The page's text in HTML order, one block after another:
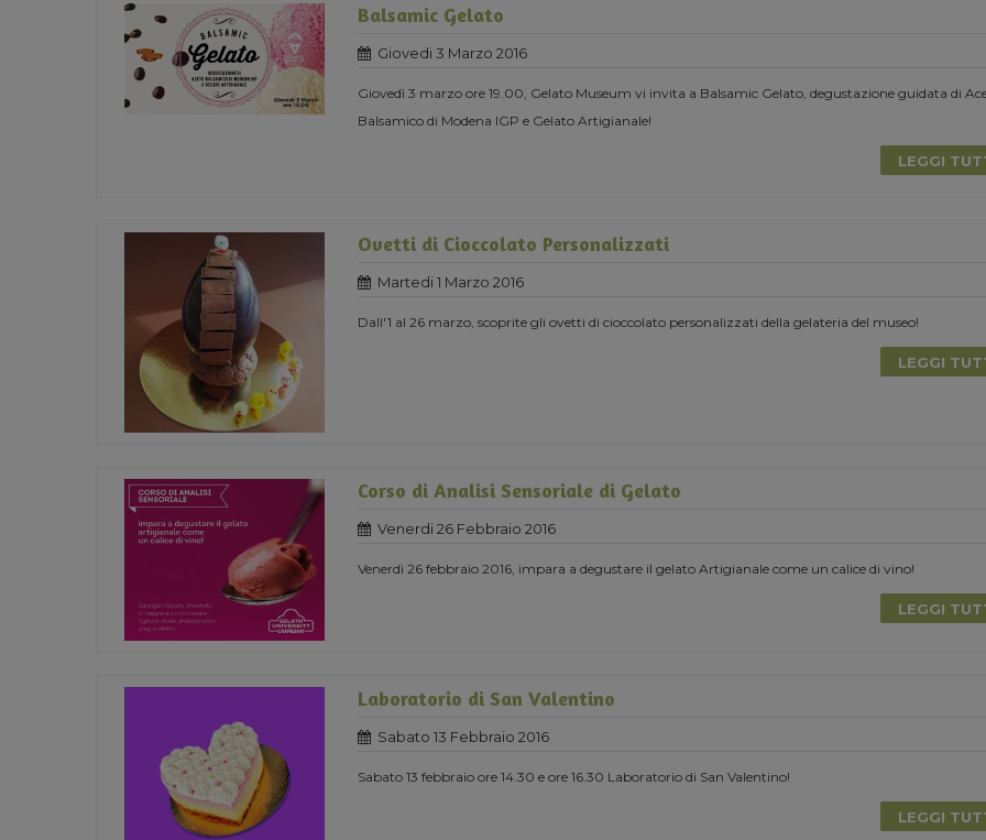
Balsamic Gelato
Giovedi 3 Marzo 2016
Giovedì 3 marzo ore 19.00, Gelato Museum vi invita a Balsamic Gelato, degustazione guidata di
Balsamico di Modena IGP e Gelato Artigianale!
LEGGI
Ovetti di Cioccolato Personalizzati
Martedi 1 Marzo 2016
Dall'1 al 26 marzo, scoprite gli ovetti di cioccolato personalizzati della gelateria del museo!
LEGGI
Corso di Analisi Sensoriale di Gelato
Venerdi 26 Febbraio 2016
Venerdì 26 febbraio 2016, impara a degustare il gelato Artigianale come un calice di vino!
LEGGI
Laboratorio di San Valentino
Sabato 13 Febbraio 2016
Sabato 13 febbraio ore 14.30 e ore 16.30 Laboratorio di San Valentino!
LEGGI